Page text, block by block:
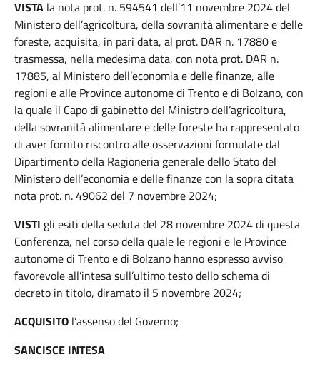
VISTA la nota prot. n. 594541 dell’11 novembre 2024 del
Ministero dell’agricoltura, della sovranità alimentare e delle
foreste, acquisita, in pari data, al prot. DAR n. 17880 e
trasmessa, nella medesima data, con nota prot. DAR n.
17885, al Ministero dell’economia e delle finanze, alle
regioni e alle Province autonome di Trento e di Bolzano, con
la quale il Capo di gabinetto del Ministro dell’agricoltura,
della sovranità alimentare e delle foreste ha rappresentato
di aver fornito riscontro alle osservazioni formulate dal
Dipartimento della Ragioneria generale dello Stato del
Ministero dell’economia e delle finanze con la sopra citata
nota prot. n. 49062 del 7 novembre 2024;
VISTI gli esiti della seduta del 28 novembre 2024 di questa
Conferenza, nel corso della quale le regioni e le Province
autonome di Trento e di Bolzano hanno espresso avviso
favorevole all’intesa sull’ultimo testo dello schema di
decreto in titolo, diramato il 5 novembre 2024;
ACQUISITO l’assenso del Governo;
SANCISCE INTESA